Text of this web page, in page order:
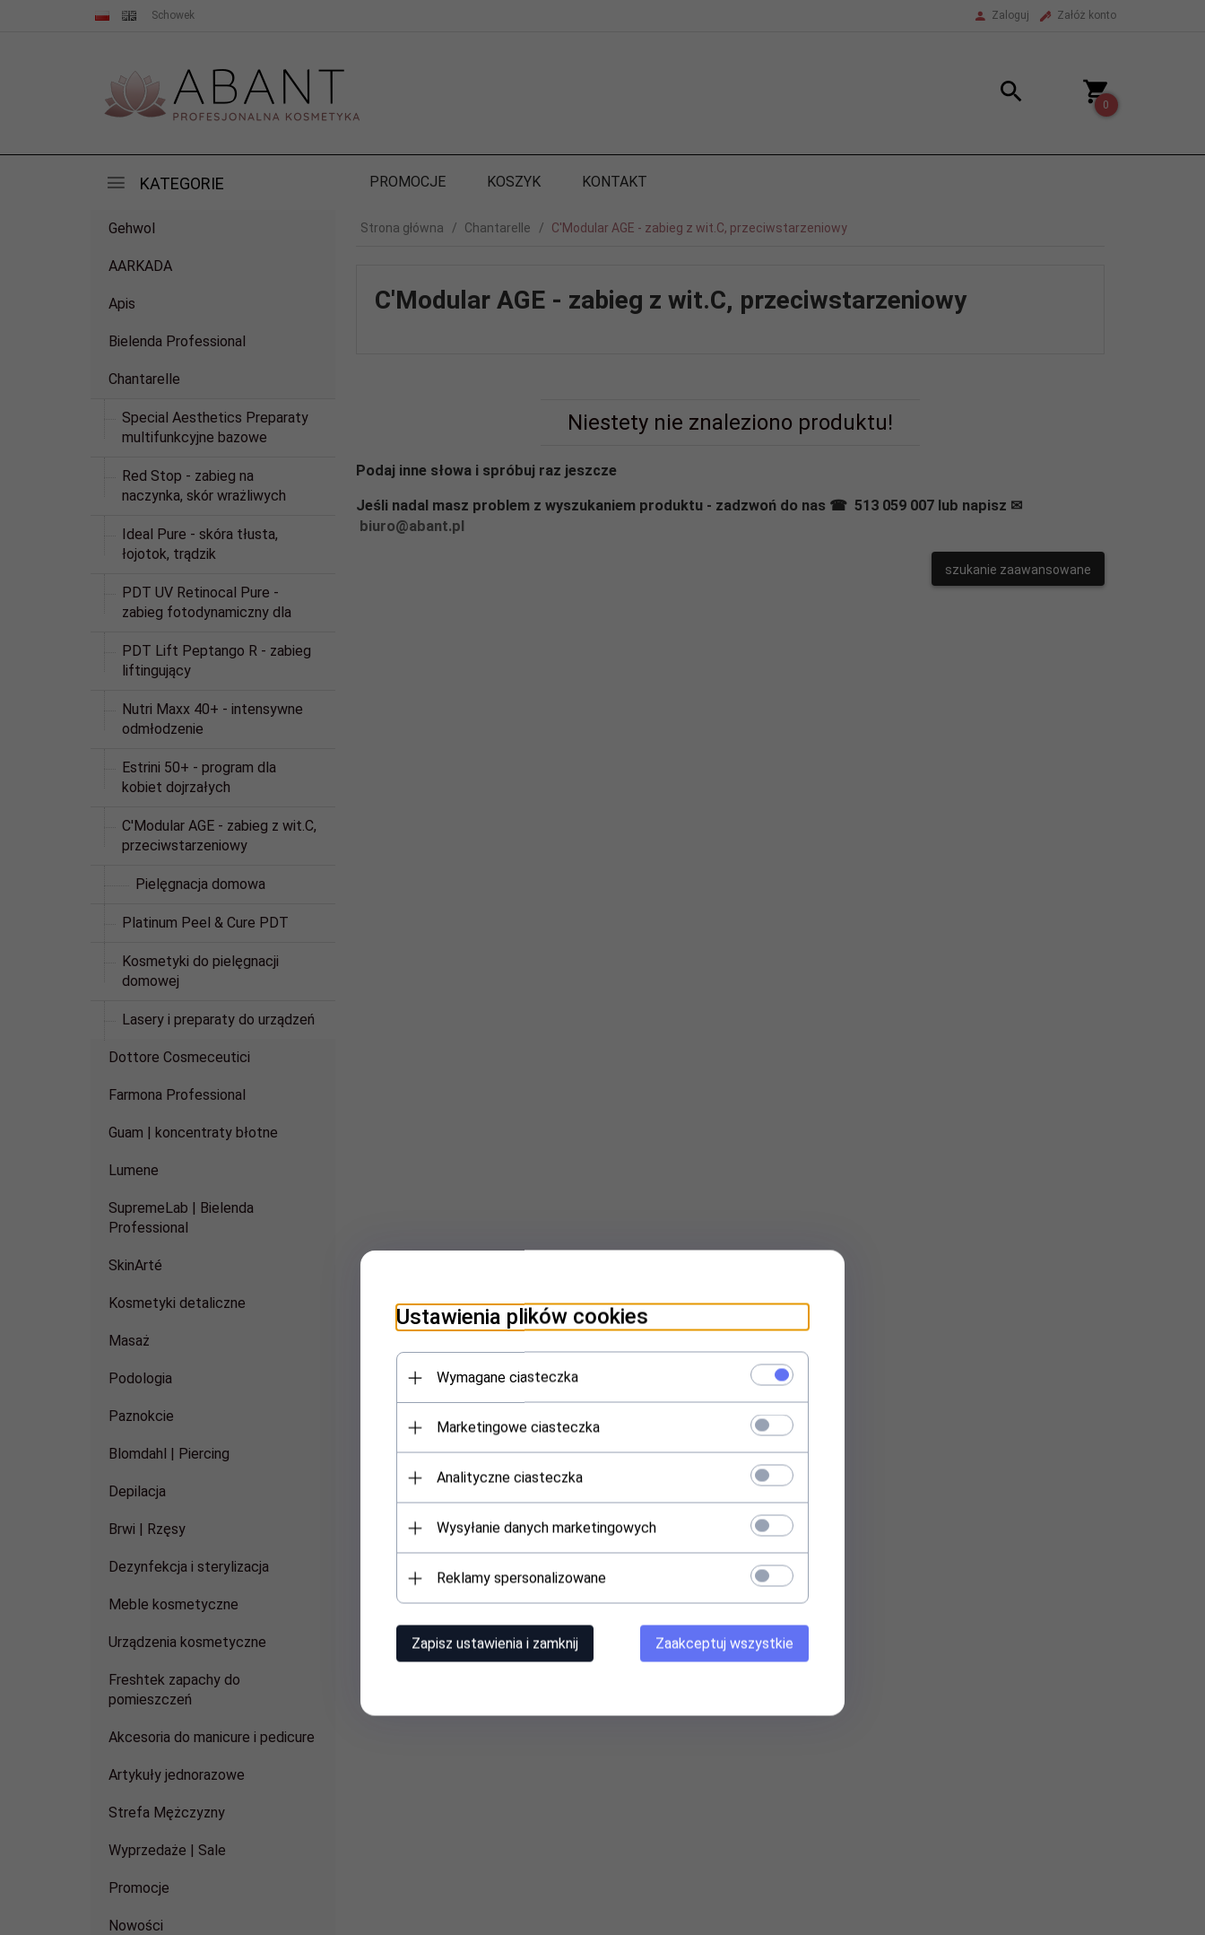
Schowek Zaloguj Załóż konto
0
KATEGORIE PROMOCJE KOSZYK KONTAKT
Gehwol
AARKADA
Apis
Bielenda Professional
Chantarelle
Special Aesthetics Preparaty
multifunkcyjne bazowe
Red Stop - zabieg na
naczynka, skór wrażliwych
Ideal Pure - skóra tłusta,
łojotok, trądzik
PDT UV Retinocal Pure -
zabieg fotodynamiczny dla
PDT Lift Peptango R - zabieg
liftingujący
Nutri Maxx 40+ - intensywne
odmłodzenie
Estrini 50+ - program dla
kobiet dojrzałych
C'Modular AGE - zabieg z wit.C,
przeciwstarzeniowy
Pielęgnacja domowa
Platinum Peel & Cure PDT
Kosmetyki do pielęgnacji
domowej
Lasery i preparaty do urządzeń
Dottore Cosmeceutici
Farmona Professional
Guam | koncentraty błotne
Lumene
SupremeLab | Bielenda
Professional
SkinArté
Kosmetyki detaliczne
Masaż
Podologia
Paznokcie
Blomdahl | Piercing
Depilacja
Brwi | Rzęsy
Dezynfekcja i sterylizacja
Meble kosmetyczne
Urządzenia kosmetyczne
Freshtek zapachy do
pomieszczeń
Akcesoria do manicure i pedicure
Artykuły jednorazowe
Strefa Mężczyzny
Wyprzedaże | Sale
Promocje
Nowości
Strona główna Chantarelle C'Modular AGE - zabieg z wit.C, przeciwstarzeniowy
C'Modular AGE - zabieg z wit.C, przeciwstarzeniowy
Niestety nie znaleziono produktu!
Podaj inne słowa i spróbuj raz jeszcze
Jeśli nadal masz problem z wyszukaniem produktu - zadzwoń do nas ☎ 513 059 007 lub napisz ✉
biuro@abant.pl
szukanie zaawansowane
Ustawienia plików cookies
Wymagane ciasteczka
Marketingowe ciasteczka
Analityczne ciasteczka
Wysyłanie danych marketingowych
Reklamy spersonalizowane
Zapisz ustawienia i zamknij Zaakceptuj wszystkie